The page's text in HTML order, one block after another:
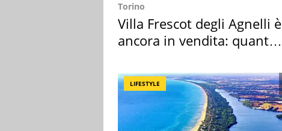
Torino
Villa Frescot degli Agnelli è
ancora in vendita: quanto
LIFESTYLE